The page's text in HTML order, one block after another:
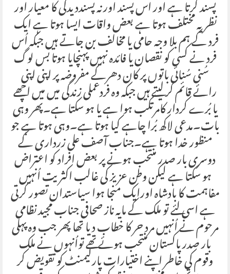
پسند کرتا ہے اور اس پسند اور نہ پسنددیدگی کا معیار اور
نظریہ مختلف ہوتا ہے بعض واقات ایسا ہوتا ہے ایک
فرد کے ہم بلا وجہ حامی یا مخالف بن جاتے ہیں جبکہ اُس
فرد نے کسی کو نقصان یا فائدہ نہیں پہنچایا ہوتا بس لوگ
سُنی سُنائی باتوں پر کان دھرکے مفروضہ پر اپنی اپنی
رائے قائم کر لیتے ہیں جبکہ وہ فردعملی زندگی میں میں اچھے
یا بُرے کردار کامرتکب ہوا ہے یا ہو سکتا ہے۔پھر وہی
بات۔مدعی لاکھ بُرا چاہے کیا ہوتا ہے۔وہی ہوتا ہے جو
منظور خدا ہوتا ہے۔جناب آصف علی زرداری کے
دوسری بار صدر منتحب ہونے پر بعض افراد کو اعتراض
ہو سکتا ہے لیکن وطن عزیز کی غالب اکثریت اُنہیں
مفاہمت کا بادشاہ اورایک منجا ہوا سیاستدان تصور کرتی
ہے اسی لئے تو ملک کے مایہ ناز صحافی جناب مجید نظامی
مرحوم نے اُنہیں مرد حر کا خطاب دیا تھا پھر جب وہ پہلی
بار صدر پاکستان منتحب ہوئے تھے تواُنہوں نے ملک
وقوم کی خاطر اپنے اختیارات پارلیمنٹ کو تقویض کر